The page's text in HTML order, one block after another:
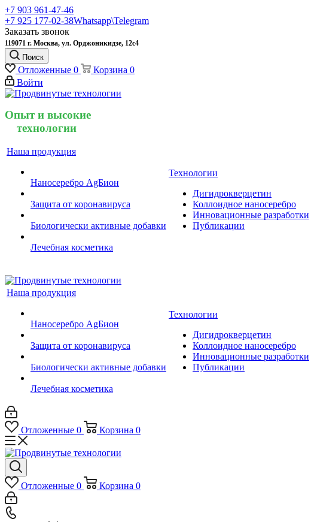
+7 903 961-47-46
+7 925 177-02-38Whatsapp\Telegram
Заказать звонок
119071 г. Москва, ул. Орджоникидзе, 12с4
Поиск
Отложенные 0 Корзина 0
Войти
Опыт и высокие
технологии
Наша продукция
Наносеребро AgБион
Защита от коронавируса
Биологически активные добавки
Лечебная косметика
Технологии
Дигидрокверцетин
Коллоидное наносеребро
Инновационные разработки
Публикации
Наша продукция
Наносеребро AgБион
Защита от коронавируса
Биологически активные добавки
Лечебная косметика
Технологии
Дигидрокверцетин
Коллоидное наносеребро
Инновационные разработки
Публикации
Отложенные 0 Корзина 0
Отложенные 0 Корзина 0